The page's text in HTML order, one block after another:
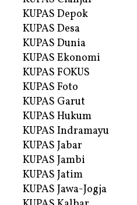
KUPAS Depok
KUPAS Desa
KUPAS Dunia
KUPAS Ekonomi
KUPAS FOKUS
KUPAS Foto
KUPAS Garut
KUPAS Hukum
KUPAS Indramayu
KUPAS Jabar
KUPAS Jambi
KUPAS Jatim
KUPAS Jawa-Jogja